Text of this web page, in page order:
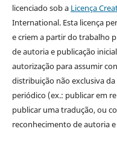
licenciado sob a Licença
International. Esta licença
e criem a partir do trabalho
de autoria e publicação
autorização para assumir
distribuição não exclusiva
periódico (ex.: publicar em
publicar uma tradução, ou
reconhecimento de autoria